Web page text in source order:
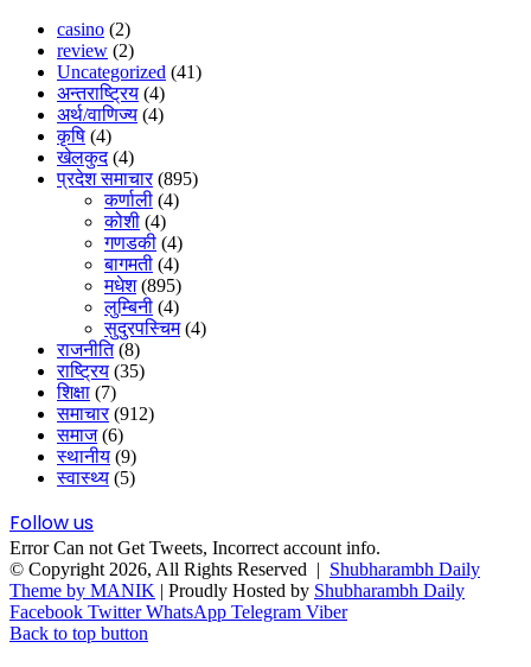
casino (2)
review (2)
Uncategorized (41)
अन्तराष्ट्रिय (4)
अर्थ/वाणिज्य (4)
कृषि (4)
खेलकुद(4)
प्रदेश समाचार(895)
कर्णाली (4)
कोशी (4)
गणडकी (4)
बागमती (4)
मधेश(895)
लुम्बिनी (4)
सुदुरपस्चिम(4)
राजनीति(8)
राष्ट्रिय (35)
शिक्षा (7)
समाचार(912)
समाज(6)
स्थानीय (9)
स्वास्थ्य (5)
Follow us
Error Can not Get Tweets, Incorrect account info.
© Copyright 2026, All Rights Reserved | Shubharambh Daily
Theme by MANIK | Proudly Hosted by Shubharambh Daily
Facebook Twitter WhatsApp Telegram Viber
Back to top button